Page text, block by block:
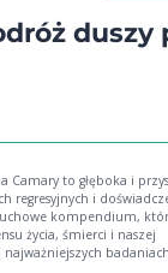
duszy
Camary to głęboka i
regresyjnych i
kompendium,
życia, śmierci i naszej